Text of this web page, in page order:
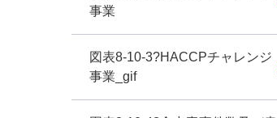
事業
図表8-10-3?HACCPチャレンジ
事業_gif